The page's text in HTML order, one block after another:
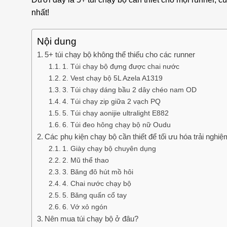
nhất!
Nội dung
5+ túi chạy bộ không thể thiếu cho các runner
1. Túi chạy bộ đựng được chai nước
2. Vest chạy bộ 5L Azela A1319
3. Túi chạy dáng bầu 2 dây chéo nam OD
4. Túi chạy zip giữa 2 vạch PQ
5. Túi chạy aonijie ultralight E882
6. Túi đeo hông chạy bộ nữ Oudu
Các phụ kiện chạy bộ cần thiết để tối ưu hóa trải
1. Giày chạy bộ chuyên dụng
2. Mũ thể thao
3. Băng đô hút mồ hôi
4. Chai nước chạy bộ
5. Băng quấn cổ tay
6. Vớ xỏ ngón
Nên mua túi chạy bộ ở đâu?